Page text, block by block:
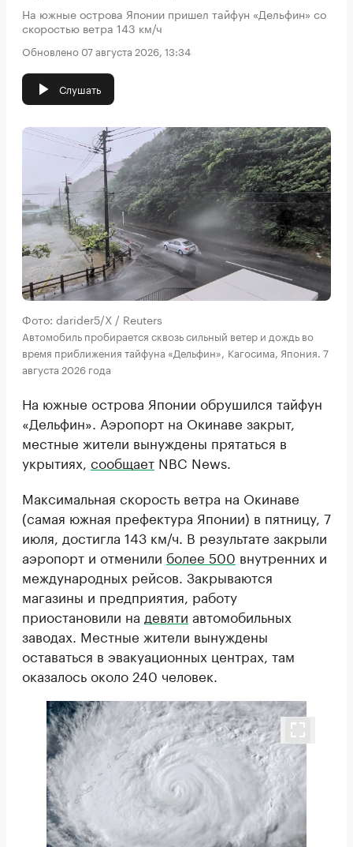
На южные острова Японии пришел тайфун «Дельфин» со
скоростью ветра 143 км/ч
Обновлено 07 августа 2026, 13:34
Слушать
Фото: darider5/X / Reuters
Автомобиль пробирается сквозь сильный ветер и дождь во
время приближения тайфуна «Дельфин», Кагосима, Япония. 7
августа 2026 года
На южные острова Японии обрушился тайфун
«Дельфин». Аэропорт на Окинаве закрыт,
местные жители вынуждены прятаться в
укрытиях, сообщает NBC News.
Максимальная скорость ветра на Окинаве
(самая южная префектура Японии) в пятницу, 7
июля, достигла 143 км/ч. В результате закрыли
аэропорт и отменили более 500 внутренних и
международных рейсов. Закрываются
магазины и предприятия, работу
приостановили на девяти автомобильных
заводах. Местные жители вынуждены
оставаться в эвакуационных центрах, там
оказалось около 240 человек.